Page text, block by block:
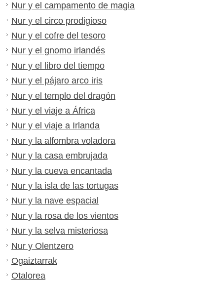
Nur y el campamento de magia
Nur y el circo prodigioso
Nur y el cofre del tesoro
Nur y el gnomo irlandés
Nur y el libro del tiempo
Nur y el pájaro arco iris
Nur y el templo del dragón
Nur y el viaje a África
Nur y el viaje a Irlanda
Nur y la alfombra voladora
Nur y la casa embrujada
Nur y la cueva encantada
Nur y la isla de las tortugas
Nur y la nave espacial
Nur y la rosa de los vientos
Nur y la selva misteriosa
Nur y Olentzero
Ogaiztarrak
Otalorea